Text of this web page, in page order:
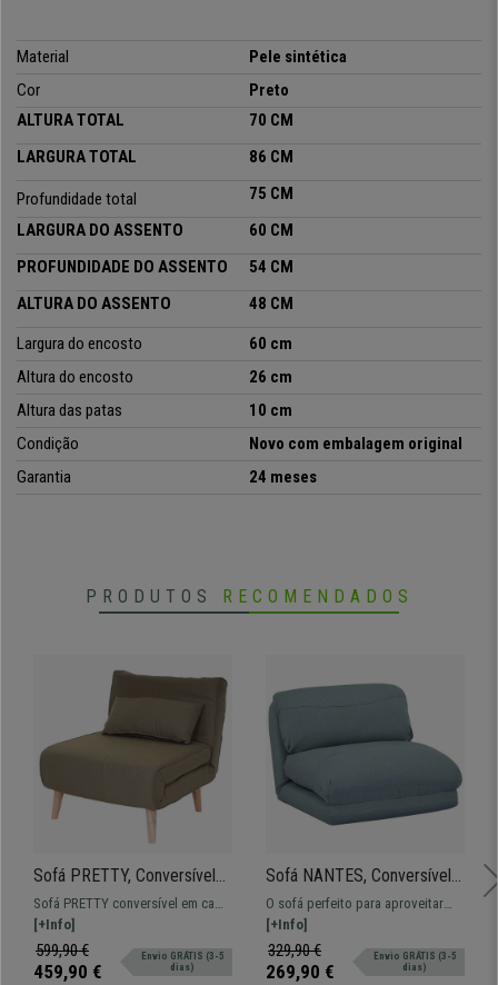
Material
Pele sintética
Cor
Preto
ALTURA TOTAL
70 CM
LARGURA TOTAL
86 CM
Profundidade total
75 CM
LARGURA DO ASSENTO
60 CM
PROFUNDIDADE DO ASSENTO
54 CM
ALTURA DO ASSENTO
48 CM
Largura do encosto
60 cm
Altura do encosto
26 cm
Altura das patas
10 cm
Condição
Novo com embalagem original
Garantia
24 meses
PRODUTOS RECOMENDADOS
Sofá PRETTY, Conversível
em Cama, Acolchoamento
Espesso, em Tecido, cor
Verde
Sofá PRETTY conversível em cama
com encosto reclinável.
Confortável e espesso.
[+Info]
599,90 €
459,90 €
Envio GRÁTIS (3-5
dias)
Sofá NANTES, Conversível
em cama, Cómodo e
Versátil, em Cinza azulado
O sofá perfeito para aproveitar
qualquer espaço: funcional e
versátil já que se transforma em
uma cómoda cama individual num
[+Info]
329,90 €
269,90 €
Envio GRÁTIS (3-5
dias)